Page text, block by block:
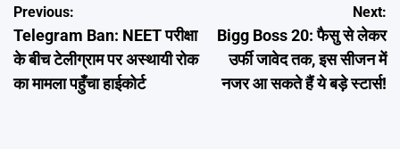
Post
navigation
Previous:
Telegram Ban: NEET परीक्षा
के बीच टेलीग्राम पर अस्थायी रोक
का मामला पहुँचा हाईकोर्ट
Next:
Bigg Boss 20: फैसु से लेकर
उर्फी जावेद तक, इस सीजन में
नजर आ सकते हैं ये बड़े स्टार्स!